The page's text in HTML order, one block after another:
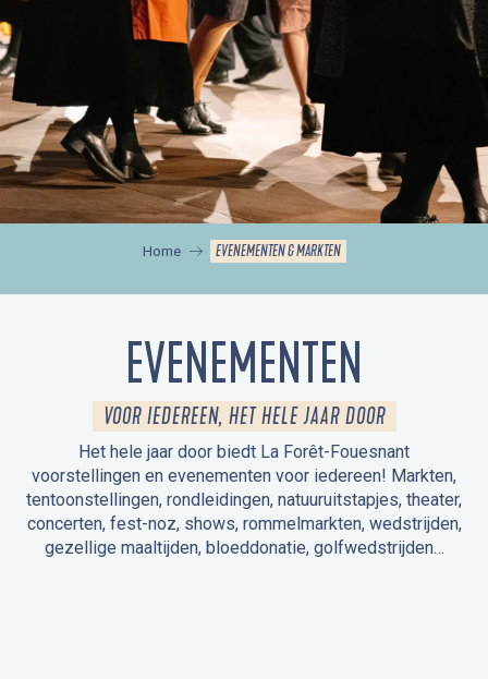
Home EVENEMENTEN & MARKTEN
EVENEMENTEN
VOOR IEDEREEN, HET HELE JAAR DOOR
Het hele jaar door biedt La Forêt-Fouesnant
voorstellingen en evenementen voor iedereen! Markten,
tentoonstellingen, rondleidingen, natuuruitstapjes, theater,
concerten, fest-noz, shows, rommelmarkten, wedstrijden,
gezellige maaltijden, bloeddonatie, golfwedstrijden…